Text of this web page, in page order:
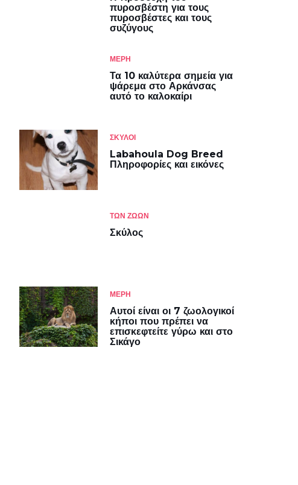
πυροσβέστη για τους
πυροσβέστες και τους
συζύγους
ΜΈΡΗ
Τα 10 καλύτερα σημεία για
ψάρεμα στο Αρκάνσας
αυτό το καλοκαίρι
ΣΚΎΛΟΙ
Labahoula Dog Breed
Πληροφορίες και εικόνες
ΤΩΝ ΖΏΩΝ
Σκύλος
ΜΈΡΗ
Αυτοί είναι οι 7 ζωολογικοί
κήποι που πρέπει να
επισκεφτείτε γύρω και στο
Σικάγο